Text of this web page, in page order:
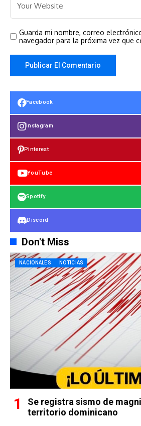
Guarda mi nombre, correo
navegador para la próxima vez que
Facebook
Instagram
Pinterest
YouTube
Spotify
Discord
Don't Miss
NACIONALES NOTICIAS
Se registra sismo de
territorio dominicano